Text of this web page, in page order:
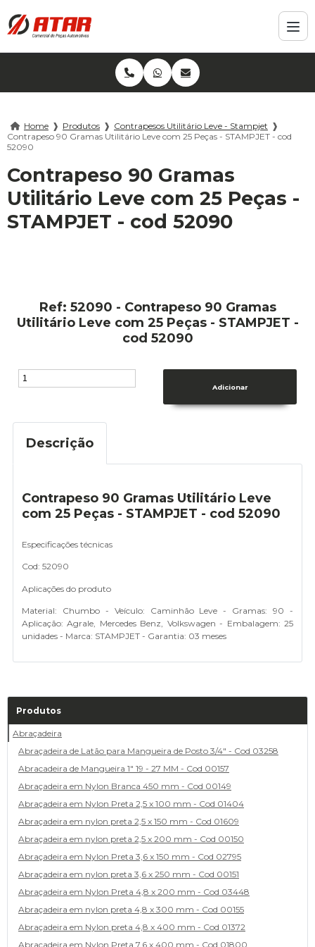
Home ❱ Produtos ❱ Contrapesos Utilitário Leve - Stampjet ❱
Contrapeso 90 Gramas Utilitário Leve com 25 Peças - STAMPJET - cod
52090
Contrapeso 90 Gramas
Utilitário Leve com 25 Peças -
STAMPJET - cod 52090
Ref: 52090 - Contrapeso 90 Gramas
Utilitário Leve com 25 Peças - STAMPJET -
cod 52090
Descrição
Contrapeso 90 Gramas Utilitário Leve
com 25 Peças - STAMPJET - cod 52090
Especificações técnicas
Cod: 52090
Aplicações do produto
Material: Chumbo - Veículo: Caminhão Leve - Gramas: 90 -
Aplicação: Agrale, Mercedes Benz, Volkswagen - Embalagem: 25
unidades - Marca: STAMPJET - Garantia: 03 meses
Produtos
Abraçadeira
Abraçadeira de Latão para Mangueira de Posto 3/4" - Cod 03258
Abracadeira de Mangueira 1" 19 - 27 MM - Cod 00157
Abraçadeira em Nylon Branca 450 mm - Cod 00149
Abraçadeira em Nylon Preta 2,5 x 100 mm - Cod 01404
Abraçadeira em nylon preta 2,5 x 150 mm - Cod 01609
Abraçadeira em nylon preta 2,5 x 200 mm - Cod 00150
Abraçadeira em Nylon Preta 3,6 x 150 mm - Cod 02795
Abraçadeira em nylon preta 3,6 x 250 mm - Cod 00151
Abraçadeira em Nylon Preta 4,8 x 200 mm - Cod 03448
Abraçadeira em nylon preta 4,8 x 300 mm - Cod 00155
Abraçadeira em Nylon preta 4,8 x 400 mm - Cod 01372
Abraçadeira em Nylon Preta 7,6 x 400 mm - Cod 01800